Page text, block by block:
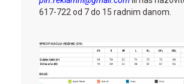
617-722 od 7 do 15 radnim danom.